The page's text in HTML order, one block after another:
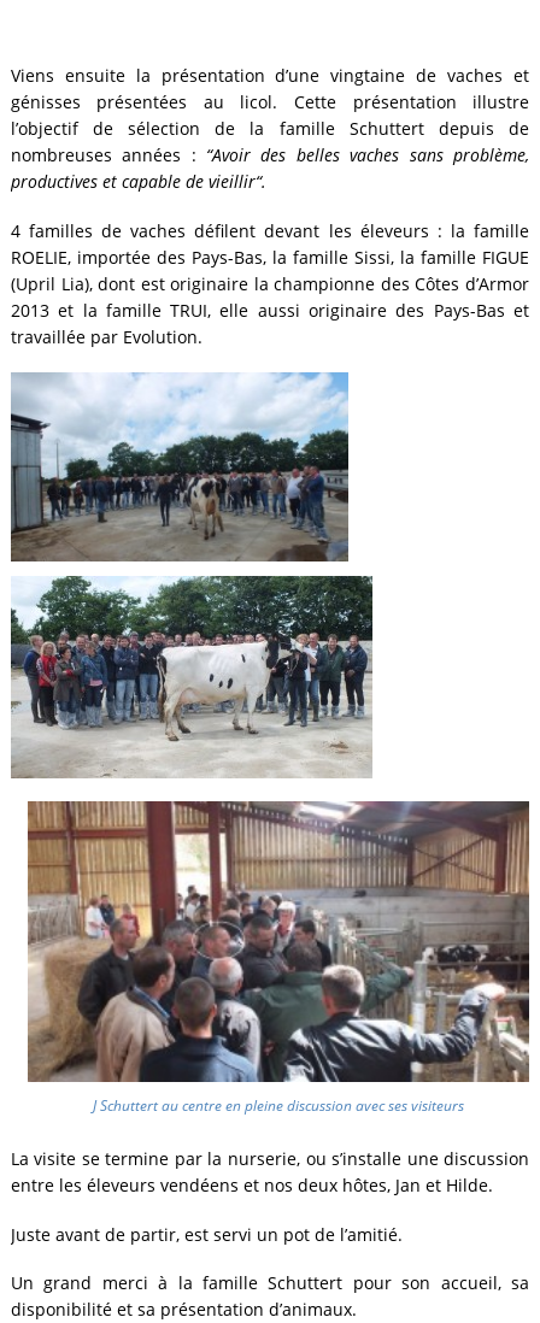
Viens ensuite la présentation d’une vingtaine de vaches et
génisses présentées au licol. Cette présentation illustre
l’objectif de sélection de la famille Schuttert depuis de
nombreuses années : “Avoir des belles vaches sans problème,
productives et capable de vieillir“.
4 familles de vaches défilent devant les éleveurs : la famille
ROELIE, importée des Pays-Bas, la famille Sissi, la famille FIGUE
(Upril Lia), dont est originaire la championne des Côtes d’Armor
2013 et la famille TRUI, elle aussi originaire des Pays-Bas et
travaillée par Evolution.
J Schuttert au centre en pleine discussion avec ses visiteurs
La visite se termine par la nurserie, ou s’installe une discussion
entre les éleveurs vendéens et nos deux hôtes, Jan et Hilde.
Juste avant de partir, est servi un pot de l’amitié.
Un grand merci à la famille Schuttert pour son accueil, sa
disponibilité et sa présentation d’animaux.